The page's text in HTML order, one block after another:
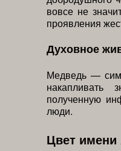
вовсе не
проявления
Духовное
Медведь —
накапливать
полученную
люди.
Цвет